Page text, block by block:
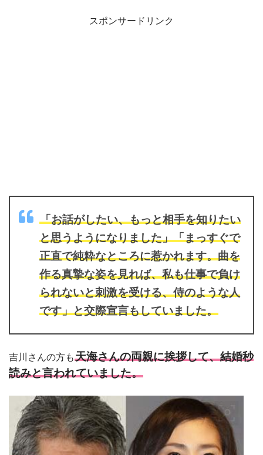
スポンサードリンク
「お話がしたい、もっと相手を知りたい
と思うようになりました」「まっすぐで
正直で純粋なところに惹かれます。曲を
作る真摯な姿を見れば、私も仕事で負け
られないと刺激を受ける、侍のような人
です」と交際宣言もしていました。
吉川さんの方も天海さんの両親に挨拶して、結婚秒
読みと言われていました。